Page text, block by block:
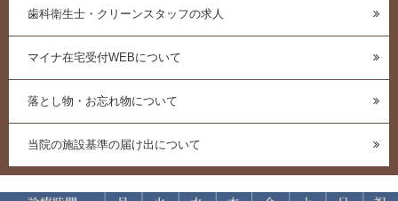
歯科衛生士・クリーンスタッフの求人
マイナ在宅受付WEBについて
落とし物・お忘れ物について
当院の施設基準の届け出について